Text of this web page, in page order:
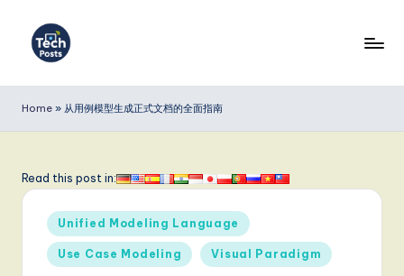
e
P
Home » 从用例模型生成正式文档的全面指南
Read this post in:
Posted
in
Unified Modeling Language
Use Case Modeling Visual Paradigm